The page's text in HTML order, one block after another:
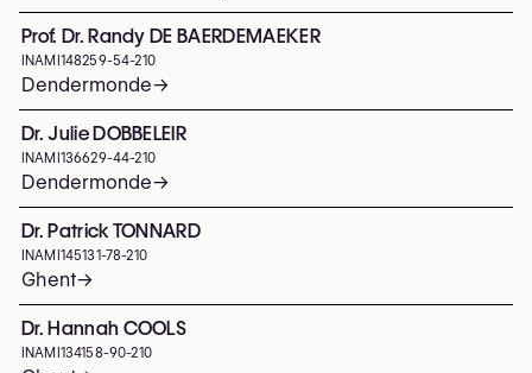
Prof. Dr. Randy DE BAERDEMAEKER
INAMI 148259-54-210
Dendermonde→
Dr. Julie DOBBELEIR
INAMI 136629-44-210
Dendermonde→
Dr. Patrick TONNARD
INAMI 145131-78-210
Ghent→
Dr. Hannah COOLS
INAMI 134158-90-210